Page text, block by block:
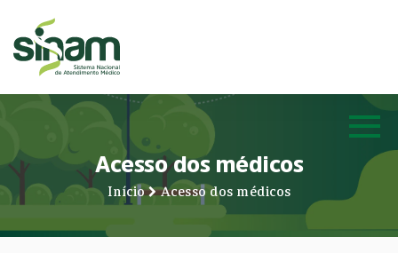
Acesso dos médicos
Início Acesso dos médicos